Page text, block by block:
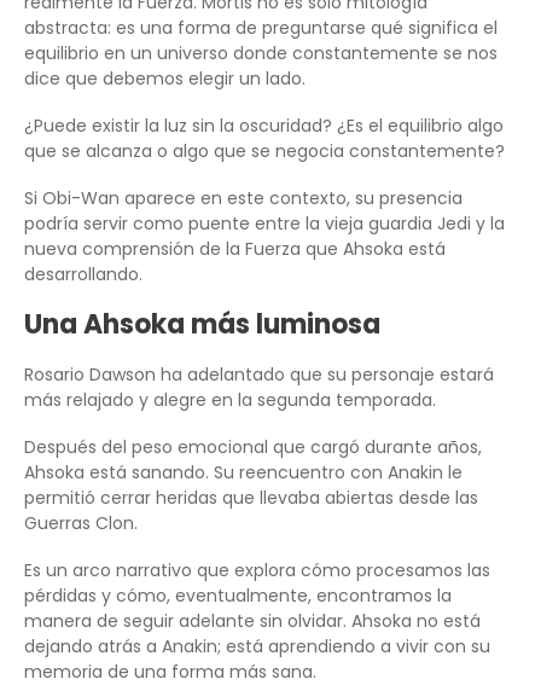
abstracta: es una forma de preguntarse qué significa el
equilibrio en un universo donde constantemente se nos
dice que debemos elegir un lado.
¿Puede existir la luz sin la oscuridad? ¿Es el equilibrio algo
que se alcanza o algo que se negocia constantemente?
Si Obi-Wan aparece en este contexto, su presencia
podría servir como puente entre la vieja guardia Jedi y la
nueva comprensión de la Fuerza que Ahsoka está
desarrollando.
Una Ahsoka más luminosa
Rosario Dawson ha adelantado que su personaje estará
más relajado y alegre en la segunda temporada.
Después del peso emocional que cargó durante años,
Ahsoka está sanando. Su reencuentro con Anakin le
permitió cerrar heridas que llevaba abiertas desde las
Guerras Clon.
Es un arco narrativo que explora cómo procesamos las
pérdidas y cómo, eventualmente, encontramos la
manera de seguir adelante sin olvidar. Ahsoka no está
dejando atrás a Anakin; está aprendiendo a vivir con su
memoria de una forma más sana.